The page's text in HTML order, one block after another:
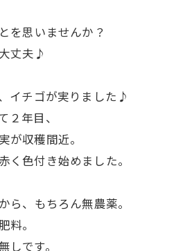
とを思いませんか？
丈夫♪
、イチゴが実りました♪
２年目、
が収穫間近。
く色付き始めました。
から、もちろん無農薬。
料。
しです。